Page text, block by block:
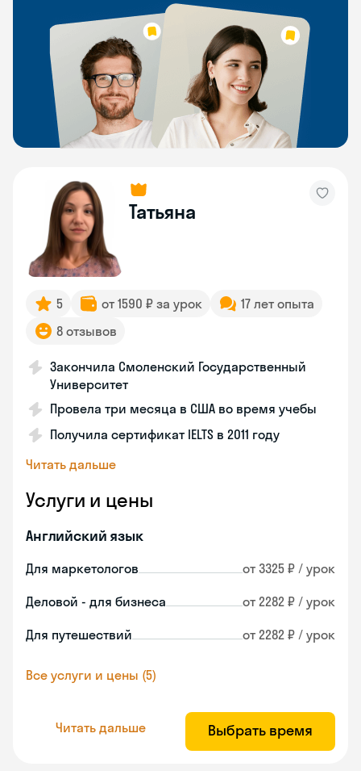
Татьяна
5 от 1590 ₽ за урок
17 лет опыта
8 отзывов
Закончила Смоленский Государственный
Университет
Провела три месяца в США во время учебы
Получила сертификат IELTS в 2011 году
Читать дальше
Услуги и цены
Английский язык
Для маркетологов от 3325 ₽ / урок
Деловой - для бизнеса от 2282 ₽ / урок
Для путешествий от 2282 ₽ / урок
Все услуги и цены (5)
Читать дальше Выбрать время